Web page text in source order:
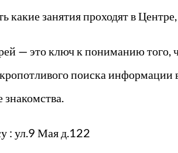
какие занятия проходят в
— это ключ к пониманию того,
поиска информации
: ул.9 Мая д.122